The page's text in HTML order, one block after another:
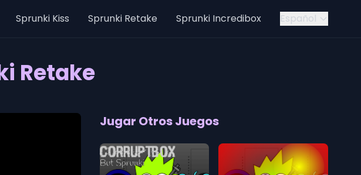
Sprunki Kiss Sprunki Retake Sprunki Incredibox Español
Retake
Jugar Otros Juegos